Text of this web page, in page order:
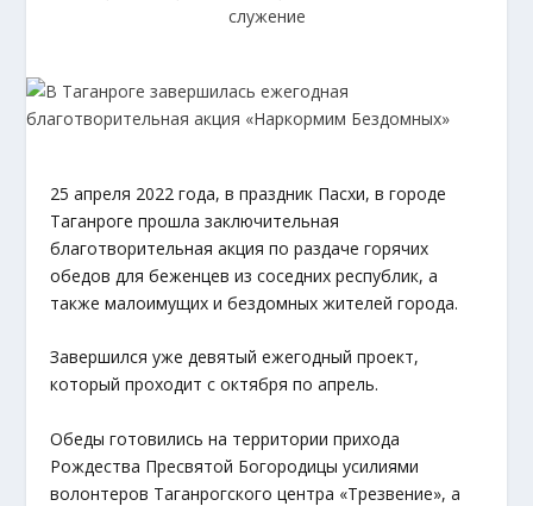
служение
25 апреля 2022 года, в праздник Пасхи, в городе
Таганроге прошла заключительная
благотворительная акция по раздаче горячих
обедов для беженцев из соседних республик, а
также малоимущих и бездомных жителей города.
Завершился уже девятый ежегодный проект,
который проходит с октября по апрель.
Обеды готовились на территории прихода
Рождества Пресвятой Богородицы усилиями
волонтеров Таганрогского центра «Трезвение», а